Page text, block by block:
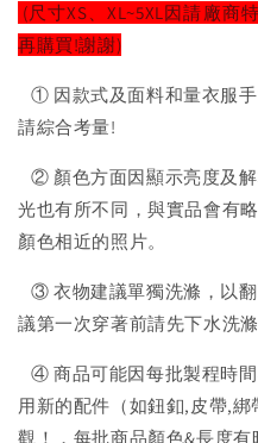
(尺寸XS、XL~5XL因請廠
再購買!謝謝)
① 因款式及面料和量衣服手
請綜合考量!
② 顏色方面因顯示亮度及
光也有所不同，與實品會有
顏色相近的照片。
③ 衣物建議單獨洗滌，以
議第一次穿著前請先下水洗
④ 商品可能因每批製程時
用新的配件（如鈕釦,皮帶,
觀！，每批商品顏色&長度